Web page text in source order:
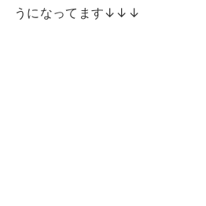
うになってます↓↓↓